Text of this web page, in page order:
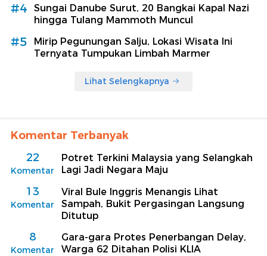
#4
Sungai Danube Surut, 20 Bangkai Kapal Nazi
hingga Tulang Mammoth Muncul
#5
Mirip Pegunungan Salju, Lokasi Wisata Ini
Ternyata Tumpukan Limbah Marmer
Lihat Selengkapnya
Komentar Terbanyak
22
Komentar
Potret Terkini Malaysia yang Selangkah
Lagi Jadi Negara Maju
13
Komentar
Viral Bule Inggris Menangis Lihat
Sampah, Bukit Pergasingan Langsung
Ditutup
8
Komentar
Gara-gara Protes Penerbangan Delay,
Warga 62 Ditahan Polisi KLIA